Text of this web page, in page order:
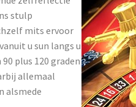
stulp
mits ervoor
u sun langs u
plus 120 graden
allemaal
alsmede